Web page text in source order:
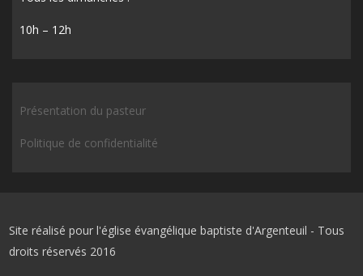
10h – 12h
Présentation du pasteur
Politique de confidentialité
Site réalisé pour l'église évangélique baptiste d'Argenteuil - Tous
droits réservés 2016